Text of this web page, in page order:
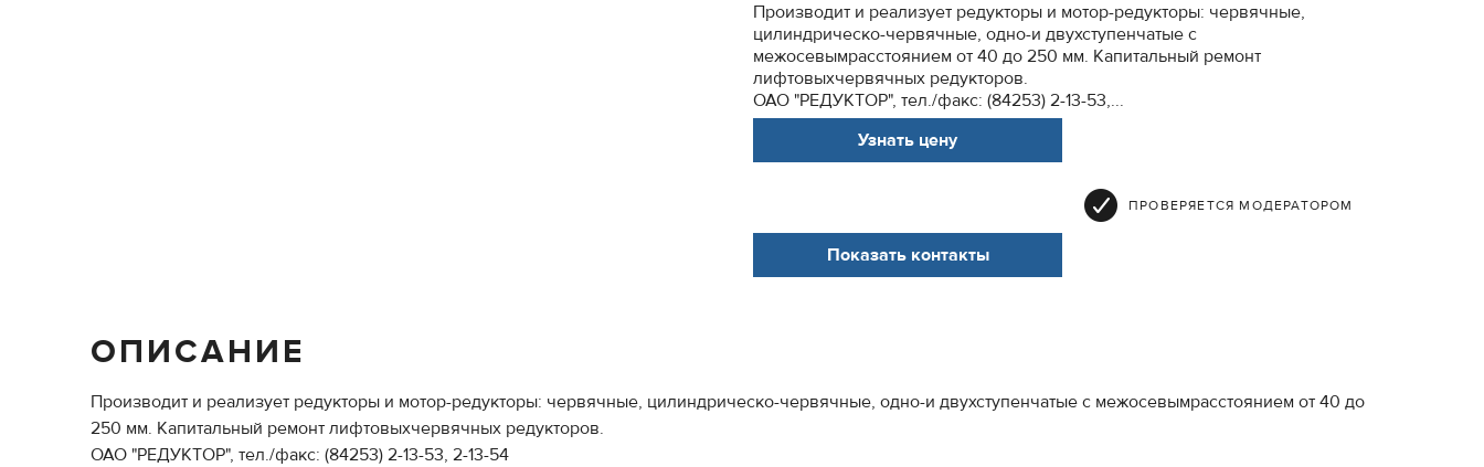
Производит и реализует редукторы и мотор-редукторы: червячные,
цилиндрическо-червячные, одно-и двухступенчатые с
межосевымрасстоянием от 40 до 250 мм. Капитальный ремонт
лифтовыхчервячных редукторов.
ОАО "РЕДУКТОР", тел./факс: (84253) 2-13-53,...
Узнать цену
ПРОВЕРЯЕТСЯ МОДЕРАТОРОМ
Показать контакты
ОПИСАНИЕ
Производит и реализует редукторы и мотор-редукторы: червячные, цилиндрическо-червячные, одно-и двухступенчатые с межосевымрасстоянием от 40 до
250 мм. Капитальный ремонт лифтовыхчервячных редукторов.
ОАО "РЕДУКТОР", тел./факс: (84253) 2-13-53, 2-13-54